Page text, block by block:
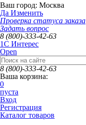
Ваш город: Москва
Да Изменить
Проверка статуса заказа
Задать вопрос
8 (800)-333-42-63
1C Интерес
Open
8 (800)-333-42-63
Ваша корзина:
0
пуста
Вход
Регистрация
Каталог товаров